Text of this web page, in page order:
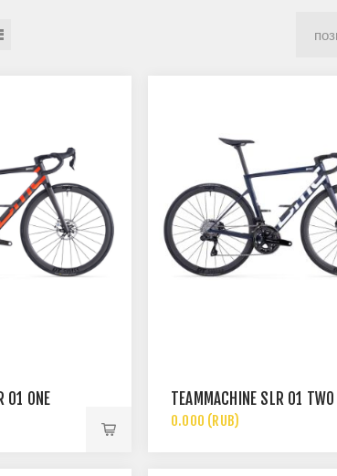
01 ONE TEAMMACHINE SLR 01 TWO
0.000 (RUB)